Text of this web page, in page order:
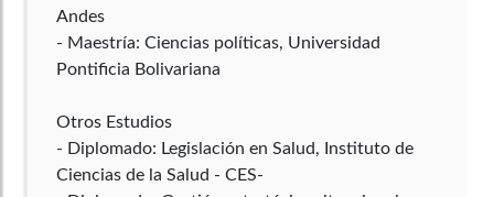
Andes
- Maestría: Ciencias políticas, Universidad
Pontificia Bolivariana
Otros Estudios
- Diplomado: Legislación en Salud, Instituto de
Ciencias de la Salud - CES-